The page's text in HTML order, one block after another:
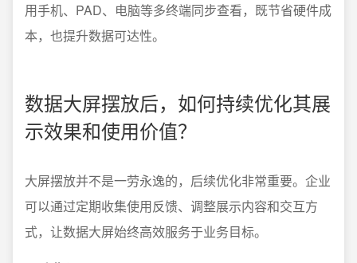
用手机、PAD、电脑等多终端同步查看，既节省硬件成
本，也提升数据可达性。
数据大屏摆放后，如何持续优化其展
示效果和使用价值？
大屏摆放并不是一劳永逸的，后续优化非常重要。企业
可以通过定期收集使用反馈、调整展示内容和交互方
式，让数据大屏始终高效服务于业务目标。